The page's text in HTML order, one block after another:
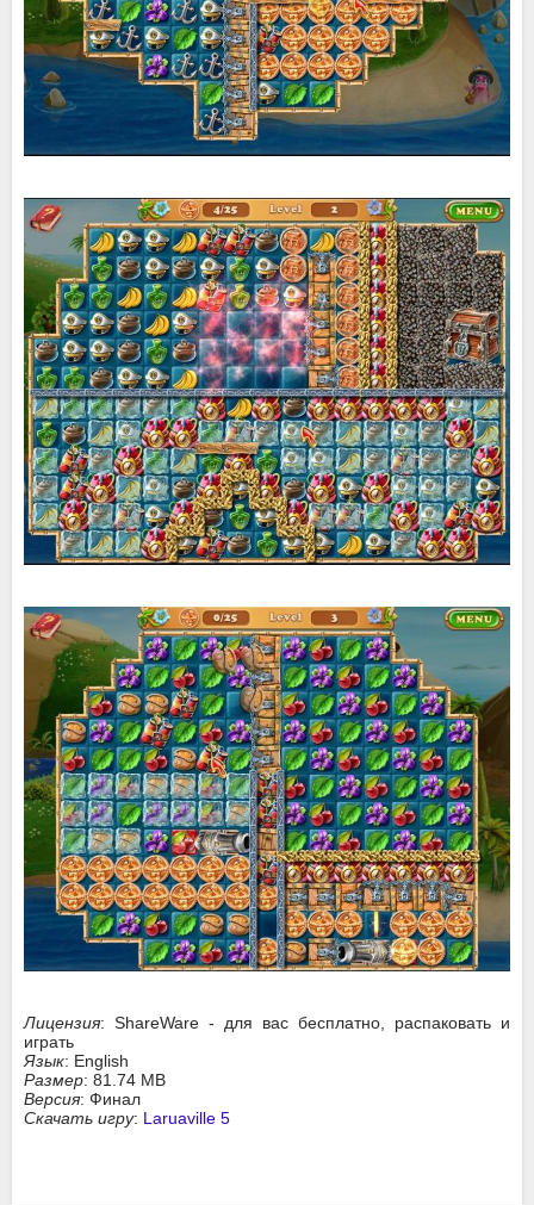
Лицензия: ShareWare - для вас бесплатно, распаковать и
играть
Язык: English
Размер: 81.74 MB
Версия: Финал
Скачать игру: Laruaville 5